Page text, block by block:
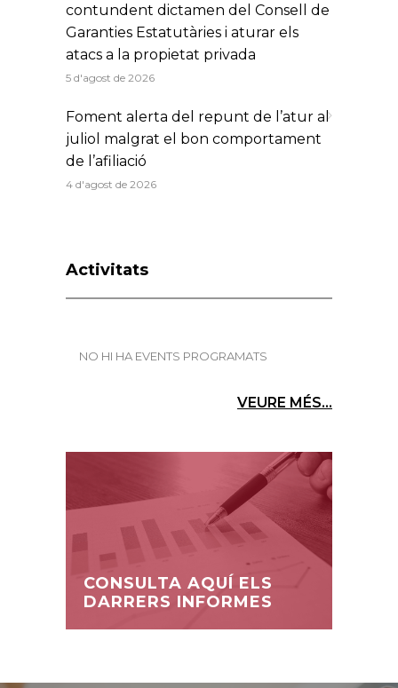
contundent dictamen del Consell de
Garanties Estatutàries i aturar els
atacs a la propietat privada
5 d'agost de 2026
Foment alerta del repunt de l’atur al
juliol malgrat el bon comportament
de l’afiliació
4 d'agost de 2026
Activitats
NO HI HA EVENTS PROGRAMATS
VEURE MÉS...
CONSULTA AQUÍ ELS
DARRERS INFORMES